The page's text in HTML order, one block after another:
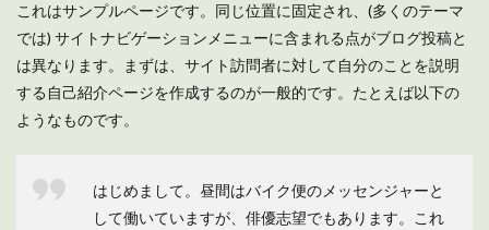
これはサンプルページです。同じ位置に固定され、(多くのテーマ
では) サイトナビゲーションメニューに含まれる点がブログ投稿と
は異なります。まずは、サイト訪問者に対して自分のことを説明
する自己紹介ページを作成するのが一般的です。たとえば以下の
ようなものです。
はじめまして。昼間はバイク便のメッセンジャーと
して働いていますが、俳優志望でもあります。これ